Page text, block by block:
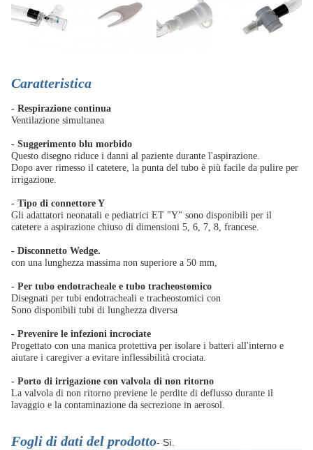
Caratteristica
- Respirazione continua
Ventilazione simultanea
- Suggerimento blu morbido
Questo disegno riduce i danni al paziente durante l'aspirazione.
Dopo aver rimesso il catetere, la punta del tubo è più facile da pulire per
irrigazione.
- Tipo di connettore Y
Gli adattatori neonatali e pediatrici ET "Y" sono disponibili per il
catetere a aspirazione chiuso di dimensioni 5, 6, 7, 8, francese.
- Disconnetto Wedge.
con una lunghezza massima non superiore a 50 mm,
- Per tubo endotracheale e tubo tracheostomico
Disegnati per tubi endotracheali e tracheostomici con
Sono disponibili tubi di lunghezza diversa
- Prevenire le infezioni incrociate
Progettato con una manica protettiva per isolare i batteri all'interno e
aiutare i caregiver a evitare inflessibilità crociata.
- Porto di irrigazione con valvola di non ritorno
La valvola di non ritorno previene le perdite di deflusso durante il
lavaggio e la contaminazione da secrezione in aerosol.
Fogli di dati del prodotto- Sì.